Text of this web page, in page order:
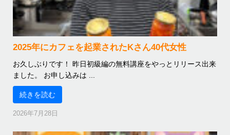
2025年にカフェを起業されたKさん40代女性
お久しぶりです！ 昨日初級編の無料講座をやっとリリース出来
ました。 お申し込みは ...
続きを読む
2026年7月28日